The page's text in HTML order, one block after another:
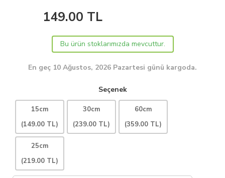
149.00 TL
Bu ürün stoklarımızda mevcuttur.
En geç 10 Ağustos, 2026 Pazartesi günü kargoda.
Seçenek
15cm
(149.00 TL)
30cm
(239.00 TL)
60cm
(359.00 TL)
25cm
(219.00 TL)